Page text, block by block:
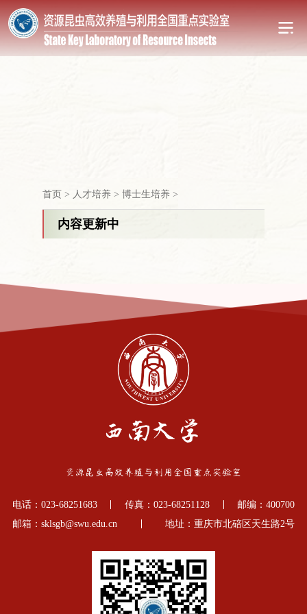
首页 > 人才培养 > 博士生培养 >
内容更新中
电话：023-68251683 传真：023-68251128
邮编：400700
邮箱：sklsgb@swu.edu.cn
地址：重庆市北碚区天生路2号